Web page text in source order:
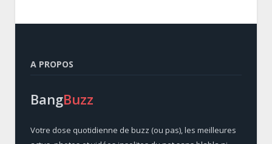
A PROPOS
BangBuzz
Votre dose quotidienne de buzz (ou pas), les meilleures